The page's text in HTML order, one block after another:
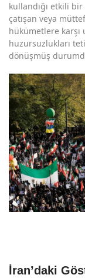
kullandığı etkili bir
çatışan veya
hükümetlere karşı
huzursuzlukları
dönüşmüş
İran’daki